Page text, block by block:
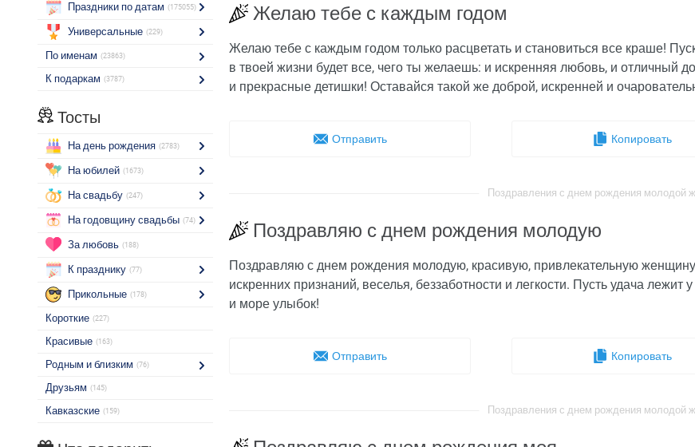
Праздники по датам (175055)
Универсальные (229)
По именам (23863)
К подаркам (3787)
Тосты
На день рождения (2783)
На юбилей (1673)
На свадьбу (247)
На годовщину свадьбы (74)
За любовь (188)
К празднику (77)
Прикольные (178)
Короткие (227)
Красивые (163)
Родным и близким (76)
Друзьям (145)
Кавказские (159)
Желаю тебе с каждым годом
Желаю тебе с каждым годом только расцветать и становиться все краше!
в твоей жизни будет все, чего ты желаешь: и искренняя любовь, и отличный
и прекрасные детишки! Оставайся такой же доброй, искренней и
Отправить Копировать
Поздравления с днем рождения молодой
Поздравляю с днем рождения молодую
Поздравляю с днем рождения молодую, красивую, привлекательную
искренних признаний, веселья, беззаботности и легкости. Пусть удача
и море улыбок!
Отправить Копировать
Поздравления с днем рождения молодой